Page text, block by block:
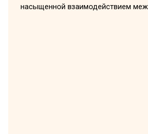
насыщенной взаимодействием